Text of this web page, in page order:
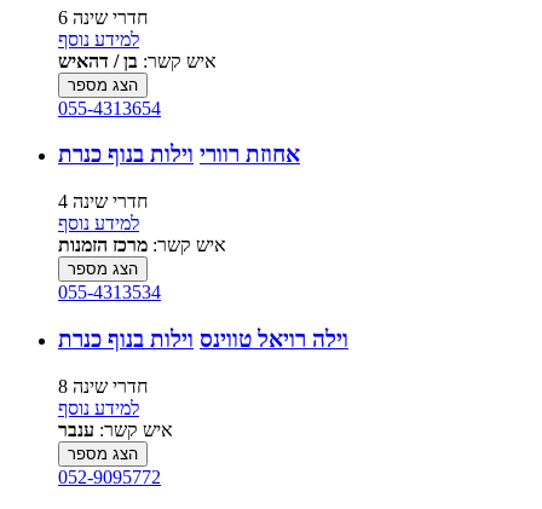
6 חדרי שינה
למידע נוסף
איש קשר: בן / דהאיש
הצג מספר
055-4313654
אחוזת רוורי וילות בנוף כנרת
4 חדרי שינה
למידע נוסף
איש קשר: מרכז הזמנות
הצג מספר
055-4313534
וילה רויאל טווינס וילות בנוף כנרת
8 חדרי שינה
למידע נוסף
איש קשר: ענבר
הצג מספר
052-9095772